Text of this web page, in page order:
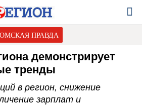
ОМСКАЯ ПРАВДА
демонстрирует
тренды
в регион, снижение
зарплат и